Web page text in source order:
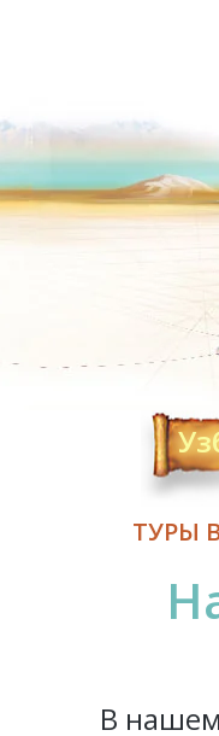
ТУРЫ
В